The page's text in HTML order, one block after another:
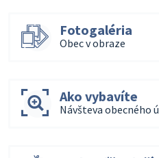
Fotogaléria
Obec v obraze
Ako vybavíte
Návšteva obecného